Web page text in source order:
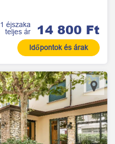
1 éjszaka
teljes ár
14 800 Ft
Időpontok és árak